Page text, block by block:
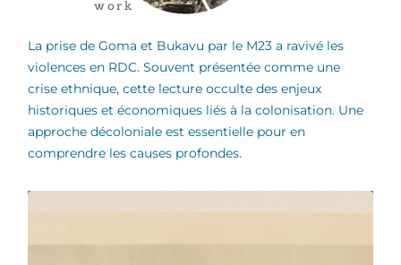
work
La prise de Goma et Bukavu par le M23 a ravivé les
violences en RDC. Souvent présentée comme une
crise ethnique, cette lecture occulte des enjeux
historiques et économiques liés à la colonisation. Une
approche décoloniale est essentielle pour en
comprendre les causes profondes.